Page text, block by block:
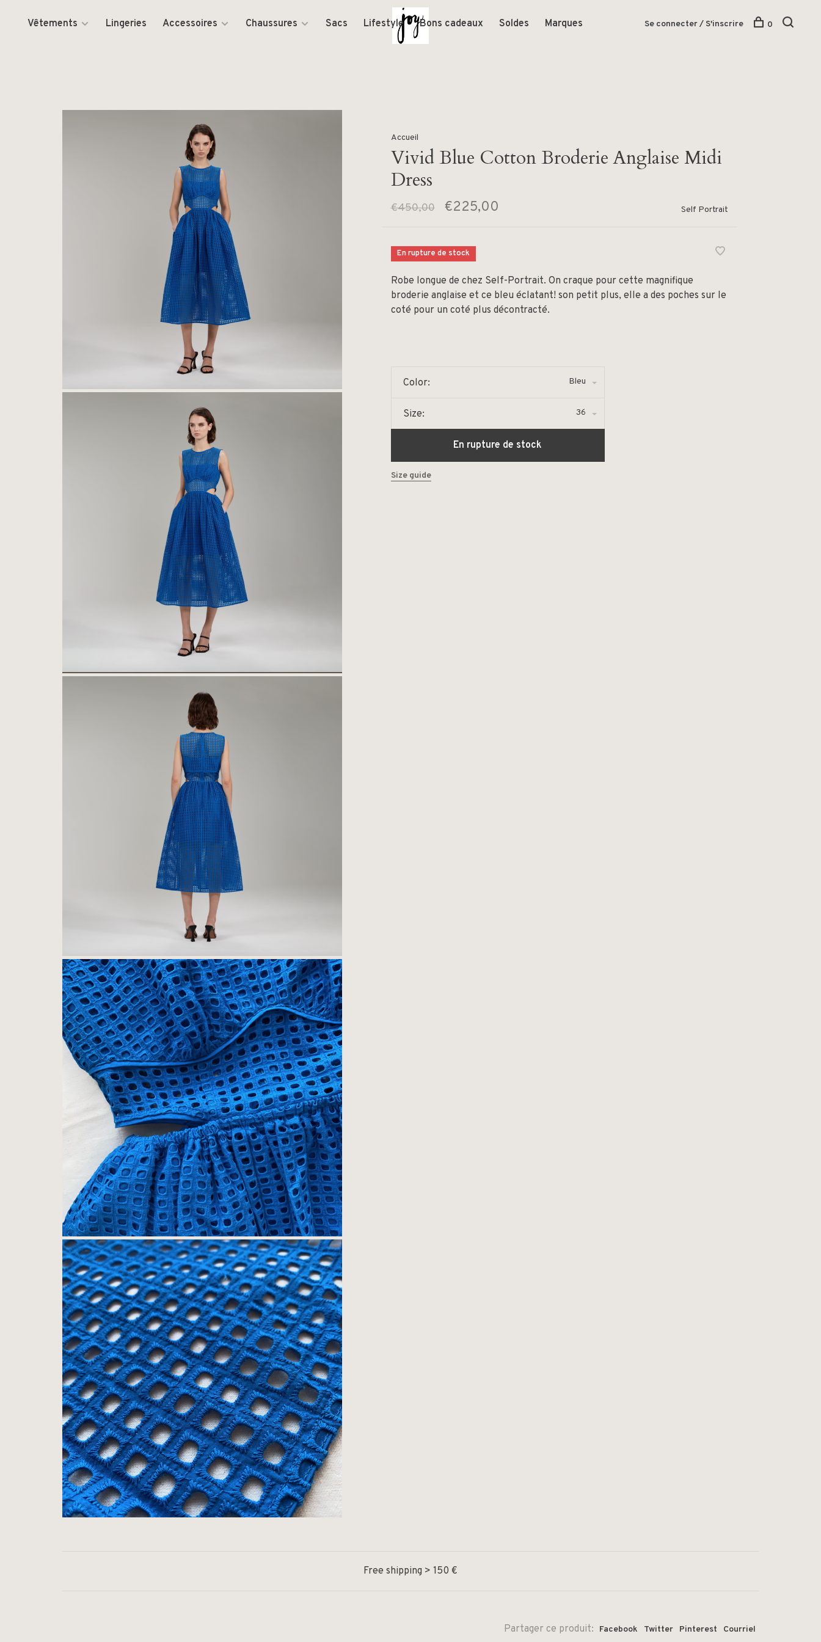
Vêtements Lingeries Accessoires Chaussures Sacs Lifestyle Bons cadeaux Soldes Marques Se connecter / S'inscrire 0
Accueil
Vivid Blue Cotton Broderie Anglaise Midi
Dress
€450,00 €225,00 Self Portrait
En rupture de stock
Robe longue de chez Self-Portrait. On craque pour cette magnifique
broderie anglaise et ce bleu éclatant! son petit plus, elle a des poches sur le
coté pour un coté plus décontracté.
Color: Bleu
Size: 36
En rupture de stock
Size guide
Free shipping > 150 €
Partager ce produit: Facebook Twitter Pinterest Courriel